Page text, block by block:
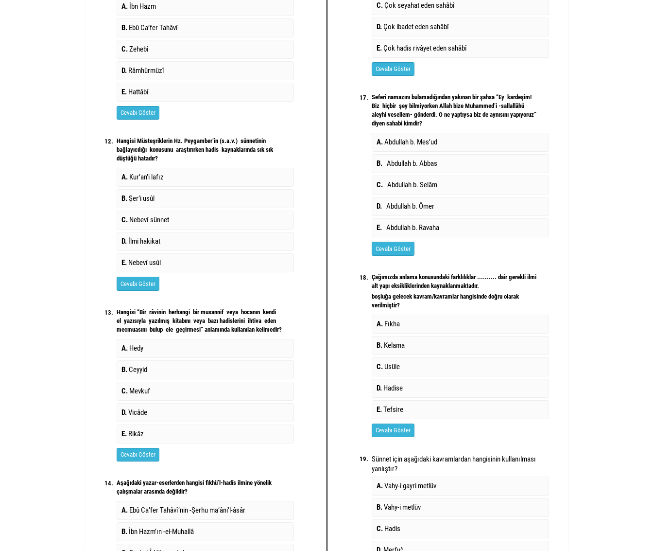
A. İbn Hazm
B. Ebû Ca’fer Tahâvî
C.Zehebî
D. Râmhürmüzî
E. Hattâbî
Cevabı Göster
12. Hangisi Müsteşriklerin Hz. Peygamber’in (s.a.v.) sünnetinin
bağlayıcılığı konusunu araştırırken hadis kaynaklarında sık sık
düştüğü hatadır?
A. Kur’an’i lafız
B.Şer’i usûl
C. Nebevî sünnet
D. İlmi hakikat
E. Nebevî usûl
Cevabı Göster
13. Hangisi “Bir râvinin herhangi bir musannif veya hocanın kendi
el yazısıyla yazılmış kitabını veya bazı hadislerini ihtiva eden
mecmuasını bulup ele geçirmesi” anlamında kullanılan kelimedir?
A. Hedy
B.Ceyyid
C. Mevkuf
D.Vicâde
E. Rikâz
Cevabı Göster
14. Aşağıdaki yazar-eserlerden hangisi fikhü’l-hadîs ilmine yönelik
çalışmalar arasında değildir?
A. Ebû Ca’fer Tahâvî’nin -Şerhu ma‘âni’l-âsâr
B. İbn Hazm’ın -el-Muhallâ
C.Çok seyahat eden sahâbî
D.Çok ibadet eden sahâbî
E.Çok hadis rivâyet eden sahâbî
Cevabı Göster
17. Seferî namazını bulamadığından yakınan bir şahsa “Ey kardeşim!
Biz hiçbir şey bilmiyorken Allah bize Muhammed’i -sallallâhü
aleyhi vesellem- gönderdi. O ne yaptıysa biz de aynısını yapıyoruz”
diyen sahabi kimdir?
A.Abdullah b. Mes’ud
B. Abdullah b. Abbas
C. Abdullah b. Selâm
D. Abdullah b. Ömer
E. Abdullah b. Ravaha
Cevabı Göster
18. Çağımızda anlama konusundaki farklılıklar .......... dair gerekli ilmi
alt yapı eksikliklerinden kaynaklanmaktadır.
boşluğa gelecek kavram/kavramlar hangisinde doğru olarak
verilmiştir?
A. Fıkha
B. Kelama
C. Usüle
D. Hadise
E.Tefsire
Cevabı Göster
19. Sünnet için aşağıdaki kavramlardan hangisinin kullanılması
yanlıştır?
A.Vahy-i gayri metlüv
B.Vahy-i metlüv
C. Hadis